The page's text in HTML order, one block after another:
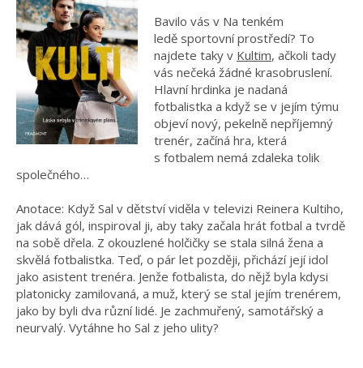
Bavilo vás v Na tenkém
ledě sportovní prostředí? To
najdete taky v Kultim, ačkoli tady
vás nečeká žádné krasobruslení.
Hlavní hrdinka je nadaná
fotbalistka a když se v jejím týmu
objeví nový, pekelně nepříjemný
trenér, začíná hra, která
s fotbalem nemá zdaleka tolik
společného…
Anotace: Když Sal v dětství viděla v televizi Reinera Kultiho,
jak dává gól, inspiroval ji, aby taky začala hrát fotbal a tvrdě
na sobě dřela. Z okouzlené holčičky se stala silná žena a
skvělá fotbalistka. Teď, o pár let později, přichází její idol
jako asistent trenéra. Jenže fotbalista, do nějž byla kdysi
platonicky zamilovaná, a muž, který se stal jejím trenérem,
jako by byli dva různí lidé. Je zachmuřený, samotářský a
neurvalý. Vytáhne ho Sal z jeho ulity?